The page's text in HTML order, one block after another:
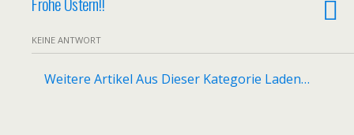
KEINE ANTWORT
Weitere Artikel Aus Dieser Kategorie Laden…